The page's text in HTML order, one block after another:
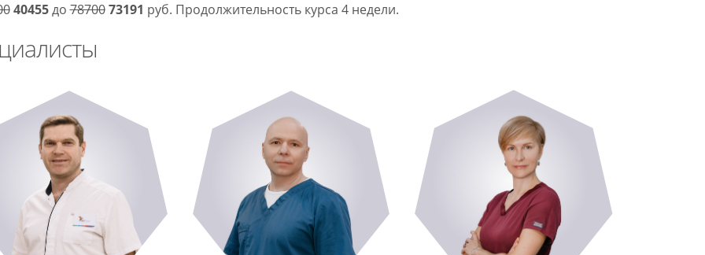
40455до78700 73191 руб. Продолжительность курса 4 недели.